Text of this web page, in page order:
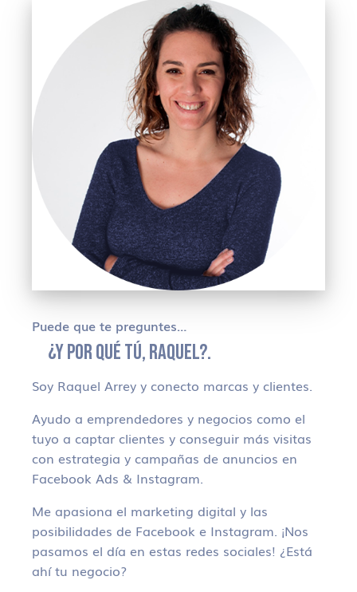
Puede que te preguntes…
¿Y POR QUÉ TÚ, RAQUEL?.
Soy Raquel Arrey y conecto marcas y clientes.
Ayudo a emprendedores y negocios como el
tuyo a captar clientes y conseguir más visitas
con estrategia y campañas de anuncios en
Facebook Ads & Instagram.
Me apasiona el marketing digital y las
posibilidades de Facebook e Instagram. ¡Nos
pasamos el día en estas redes sociales! ¿Está
ahí tu negocio?